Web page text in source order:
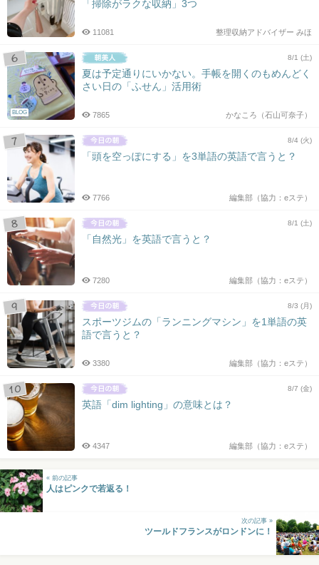
「掃除がラクな収納」3つ
整理収納アドバイザー みほ
11081
BLOG
8/1 (土)
夏は予定通りにいかない。手帳を開くのもめんどく
さい日の「ふせん」活用術
かなころ（石山可奈子）
7865
8/4 (火)
「頭を空っぽにする」を3単語の英語で言うと？
編集部（協力：eステ）
7766
8/1 (土)
「自然光」を英語で言うと？
編集部（協力：eステ）
7280
8/3 (月)
スポーツジムの「ランニングマシン」を1単語の英
語で言うと？
編集部（協力：eステ）
3380
8/7 (金)
英語「dim lighting」の意味とは？
編集部（協力：eステ）
4347
« 前の記事
人はピンクで若返る！
次の記事 »
ツールドフランスがロンドンに！